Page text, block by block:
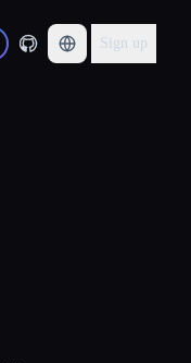
Sign up